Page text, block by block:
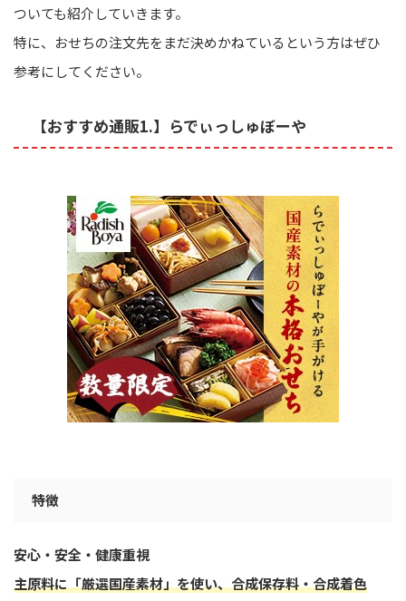
ついても紹介していきます。
特に、おせちの注文先をまだ決めかねているという方はぜひ
参考にしてください。
【おすすめ通販1.】らでぃっしゅぼーや
特徴
安心・安全・健康重視
主原料に「厳選国産素材」を使い、合成保存料・合成着色